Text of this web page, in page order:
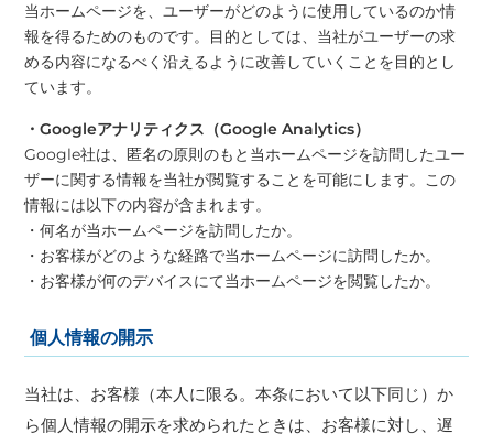
当ホームページを、ユーザーがどのように使用しているのか情
報を得るためのものです。目的としては、当社がユーザーの求
める内容になるべく沿えるように改善していくことを目的とし
ています。
・Googleアナリティクス（Google Analytics）
Google社は、匿名の原則のもと当ホームページを訪問したユー
ザーに関する情報を当社が閲覧することを可能にします。この
情報には以下の内容が含まれます。
・何名が当ホームページを訪問したか。
・お客様がどのような経路で当ホームページに訪問したか。
・お客様が何のデバイスにて当ホームページを閲覧したか。
個人情報の開示
当社は、お客様（本人に限る。本条において以下同じ）か
ら個人情報の開示を求められたときは、お客様に対し、遅